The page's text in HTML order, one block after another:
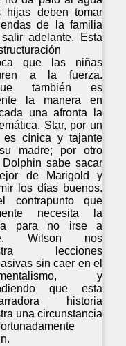
hijas deben tomar
de la familia
adelante. Esta
que las niñas
a la fuerza.
también es
la manera en
una afronta la
Star, por un
es cínica y tajante
madre; por otro
Dolphin sabe sacar
de Marigold y
los días buenos.
contrapunto que
necesita la
para no irse a
Wilson nos
lecciones
sin caer en el
y
que esta
historia
una circunstancia